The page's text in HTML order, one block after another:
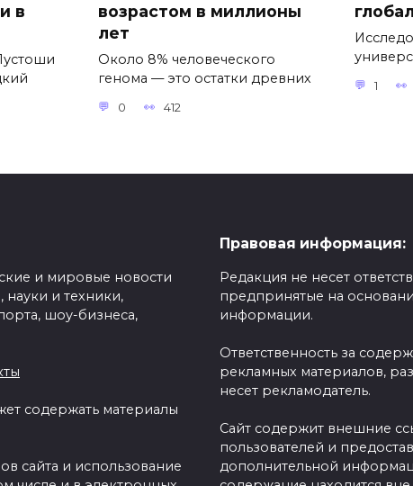
в
возрастом в миллионы
лет
Около 8% человеческого
генома — это остатки древних
0 412
1
и мировые новости
науки и техники,
шоу-бизнеса,
содержать материалы
сайта и использование
Правовая информация:
Редакция не несет
предпринятые на
информации.
Ответственность за
рекламных материалов,
несет рекламодатель.
Сайт содержит внешние
пользователей и
дополнительной